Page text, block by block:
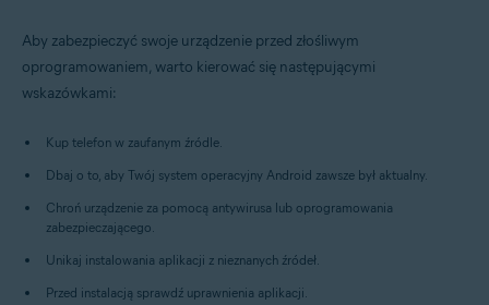
Aby zabezpieczyć swoje urządzenie przed złośliwym
oprogramowaniem, warto kierować się następującymi
wskazówkami:
Kup telefon w zaufanym źródle.
Dbaj o to, aby Twój system operacyjny Android zawsze był aktualny.
Chroń urządzenie za pomocą antywirusa lub oprogramowania
zabezpieczającego.
Unikaj instalowania aplikacji z nieznanych źródeł.
Przed instalacją sprawdź uprawnienia aplikacji.